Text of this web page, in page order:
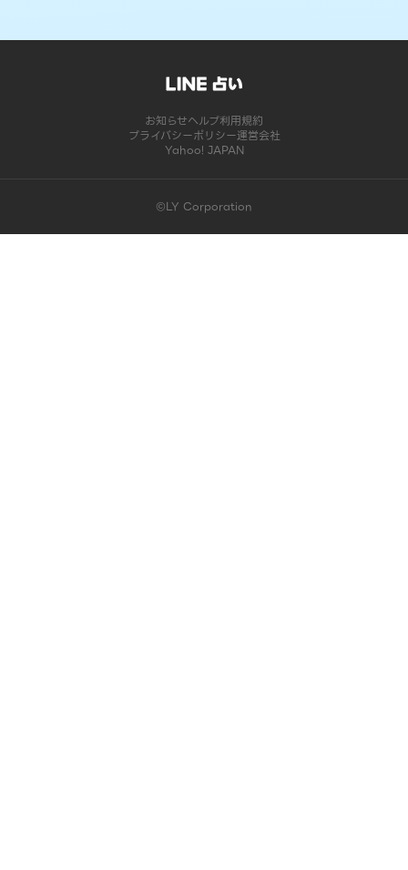
お知らせヘルプ利用規約
プライバシーポリシー運営会社
Yahoo! JAPAN
©LY Corporation
このコンテンツは掲載が終了しました | LINE占い